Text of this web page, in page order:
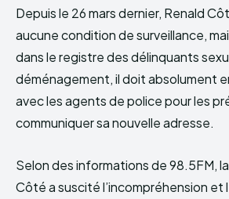
Depuis le 26 mars dernier, Renald
aucune condition de surveillance,
dans le registre des délinquants
déménagement, il doit absolument
avec les agents de police pour les
communiquer sa nouvelle adresse.
Selon des informations de 98.5FM,
Côté a suscité l’incompréhension et